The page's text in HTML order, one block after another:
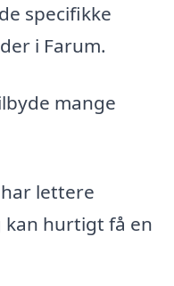
specifikke
i Farum.
mange
lettere
kan hurtigt få en